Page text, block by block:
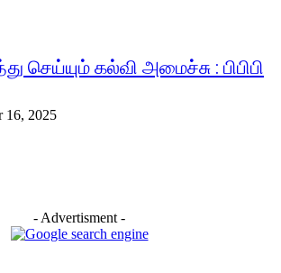
செய்யும் கல்வி அமைச்சு : பிபிபி
16, 2025
- Advertisment -